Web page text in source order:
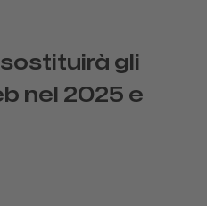
sostituirà gli
nel 2025 e